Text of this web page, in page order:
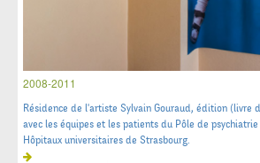
2008-2011
Résidence de l'artiste Sylvain Gouraud, édition (livre
avec les équipes et les patients du Pôle de
Hôpitaux universitaires de Strasbourg.